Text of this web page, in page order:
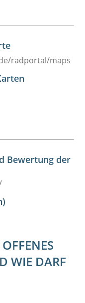
radportal/maps
Bewertung der
WIE DARF